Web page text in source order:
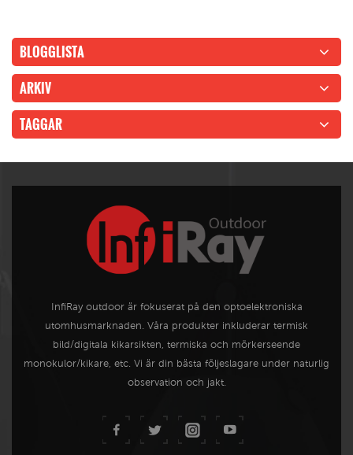
BLOGGLISTA
ARKIV
TAGGAR
InfiRay outdoor är fokuserat på den optoelektroniska
utomhusmarknaden. Våra produkter inkluderar termisk
bild/digitala kikarsikten, termiska och mörkerseende
monokulor/kikare, etc. Vi är din bästa följeslagare under naturlig
observation och jakt.